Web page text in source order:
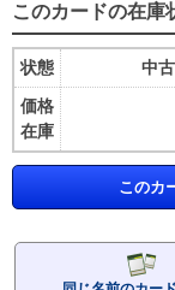
このカードの在庫
状態
価格
在庫
中
このカ